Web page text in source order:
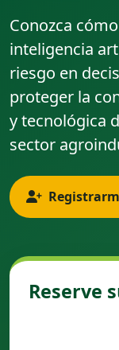
Conozca
inteligencia
riesgo en
proteger la
y tecnológica
sector
Reserve